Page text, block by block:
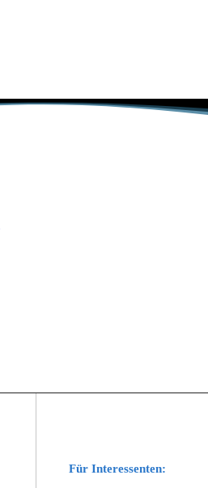
Für Interessenten: